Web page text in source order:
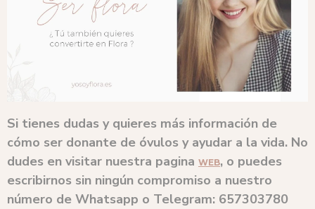
Si tienes dudas y quieres más información de
cómo ser donante de óvulos y ayudar a la vida. No
dudes en visitar nuestra pagina WEB, o puedes
escribirnos sin ningún compromiso a nuestro
número de Whatsapp o Telegram: 657303780